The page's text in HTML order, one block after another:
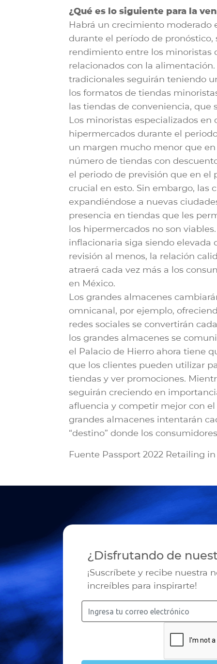
¿Qué es lo siguiente para la
Habrá un crecimiento moderado
durante el período de
rendimiento entre los minoristas
relacionados con la
tradicionales seguirán teniendo
los formatos de tiendas
las tiendas de conveniencia,
Los minoristas especializados
hipermercados durante el
un margen mucho menor que
número de tiendas con
el periodo de previsión que en el
crucial en esto. Sin embargo, las
expandiéndose a nuevas
presencia en tiendas que les
los hipermercados no son
inflacionaria siga siendo
revisión al menos, la relación
atraerá cada vez más a los
en México.
Los grandes almacenes
omnicanal, por ejemplo,
redes sociales se convertirán
los grandes almacenes se
el Palacio de Hierro ahora tiene
que los clientes pueden utilizar
tiendas y ver promociones.
seguirán creciendo en
afluencia y competir mejor con
grandes almacenes intentarán
“destino” donde los
Fuente Passport 2022 Retailing in
¿Disfrutando de
¡Suscríbete y recibe nuestra
increíbles para inspirarte!